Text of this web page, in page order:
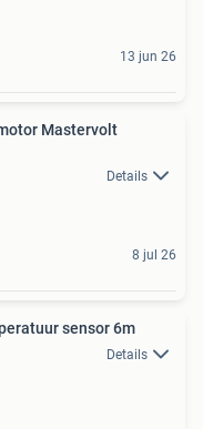
13 jun 26
Mastervolt
Details
8 jul 26
sensor 6m
Details